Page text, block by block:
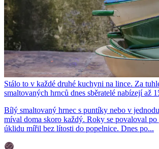
Stálo to v každé druhé kuchyni na lince. Za
smaltovaných hrnců dnes sběratelé nabízejí až
Bílý smaltovaný hrnec s puntíky nebo v
míval doma skoro každý. Roky se povaloval
úklidu mířil bez lítosti do popelnice. Dnes po...